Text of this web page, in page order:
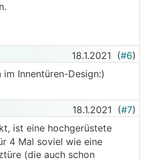
18.1.2021 (#6)
Innentüren-Design:)
18.1.2021 (#7)
ist eine hochgerüstete
4 Mal soviel wie eine
(die auch schon